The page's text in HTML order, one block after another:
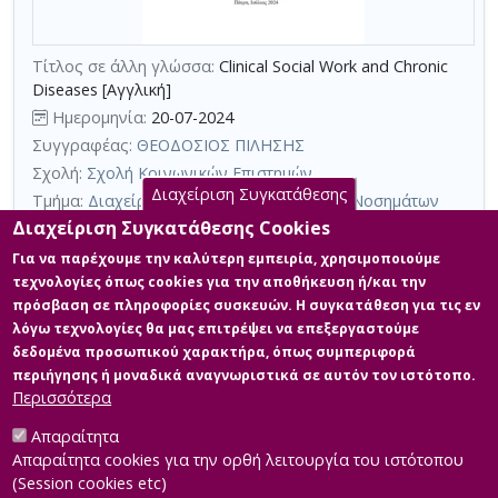
χρήση
επιπλέον
κριτηρίων
αναζήτησης
Τίτλος σε άλλη γλώσσα: Clinical Social Work and Chronic
Diseases [Αγγλική]
Ημερομηνία: 20-07-2024
Συγγραφέας: ΘΕΟΔΟΣΙΟΣ ΠΙΛΗΣΗΣ
Σχολή: Σχολή Κοινωνικών Επιστημών
Τμήμα: Διαχείριση Γήρανσης και Χρόνιων Νοσημάτων
(ΓΧΝ)
Περίληψη (Abstract):
Σε παγκόσμιο επίπεδο, πολλοί άνθρωποι
καθώς και τα αγαπημένα τους πρόσωπα, έρχονται αντιμέτωποι
με διάφορα χρόνια νοσήματα. Τα προβλήματα που καλούνται να
διαχειριστούν αφορούν την υγεία τους, τη λειτουργικότητά τους,
τις σχέσεις τους και γενικότερα την ποιότητα της ζωής τους. Στα
πλαίσια της βιοψυχοκοινωνικής και ολιστικής αντιμετώπισης
των νοσημάτων, αλλά και της ταυτόχρονης υποστήριξης των
ανθρ...
Διαχείριση Συγκατάθεσης
Διαχείριση Συγκατάθεσης Cookies
Για να παρέχουμε την καλύτερη εμπειρία, χρησιμοποιούμε
τεχνολογίες όπως cookies για την αποθήκευση ή/και την
πρόσβαση σε πληροφορίες συσκευών. Η συγκατάθεση για τις εν
λόγω τεχνολογίες θα μας επιτρέψει να επεξεργαστούμε
δεδομένα προσωπικού χαρακτήρα, όπως συμπεριφορά
περιήγησης ή μοναδικά αναγνωριστικά σε αυτόν τον ιστότοπο.
Περισσότερα
Απαραίτητα
Απαραίτητα cookies για την ορθή λειτουργία του ιστότοπου
(Session cookies etc)